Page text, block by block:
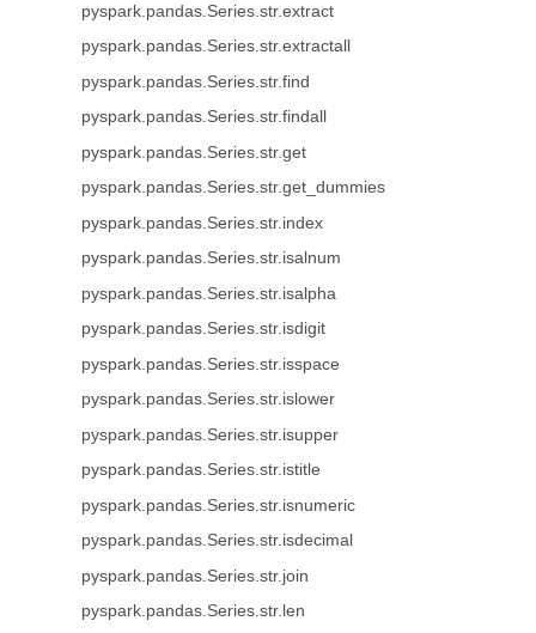
pyspark.pandas.Series.str.extract
pyspark.pandas.Series.str.extractall
pyspark.pandas.Series.str.find
pyspark.pandas.Series.str.findall
pyspark.pandas.Series.str.get
pyspark.pandas.Series.str.get_dummies
pyspark.pandas.Series.str.index
pyspark.pandas.Series.str.isalnum
pyspark.pandas.Series.str.isalpha
pyspark.pandas.Series.str.isdigit
pyspark.pandas.Series.str.isspace
pyspark.pandas.Series.str.islower
pyspark.pandas.Series.str.isupper
pyspark.pandas.Series.str.istitle
pyspark.pandas.Series.str.isnumeric
pyspark.pandas.Series.str.isdecimal
pyspark.pandas.Series.str.join
pyspark.pandas.Series.str.len